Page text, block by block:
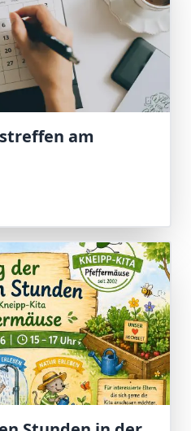
am